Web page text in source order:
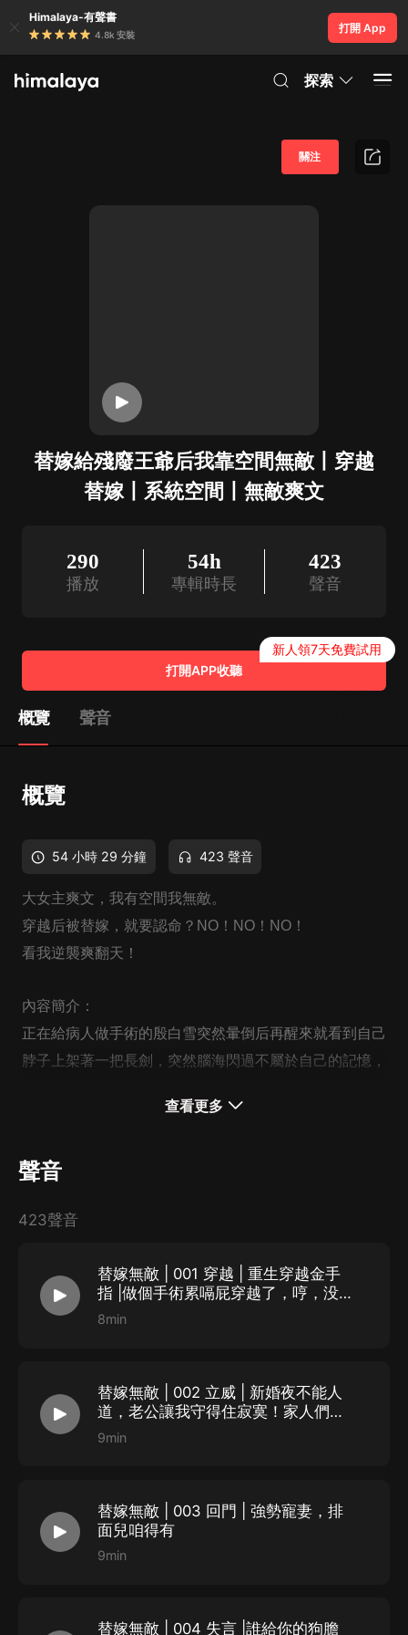
Himalaya-有聲書
4.8k 安裝
打開 App
探索
替嫁給殘廢王爺后我靠空間無敵丨穿越
替嫁丨系統空間丨無敵爽文
關注
290
播放
54h
專輯時長
423
聲音
打開APP收聽
新人領7天免費試用
概覽 聲音
概覽
54 小時 29 分鐘 423 聲音
大女主爽文，我有空間我無敵。
穿越后被替嫁，就要認命？NO！NO！NO！
看我逆襲爽翻天！
內容簡介：
正在給病人做手術的殷白雪突然暈倒后再醒來就看到自己
脖子上架著一把長劍，突然腦海閃過不屬於自己的記憶，
父親正三品，母親死后父親再娶，原主的生活就過得連個
皇子，還是個殘廢這母女倆真是心狠，看來還是得自己謀
“等等，你的腿能治！”
“王妃當真以為，我不敢殺了你？”
“王爺，你這腿雖說不能動，但是還是熱的，完全是因為
“嘶——”顧彥廷下意識的吸了口涼氣，一臉震驚的盯著殷
白雪，看來傳聞並不能全信，他的王妃有意思。
喜馬拉雅官方認證：廣播劇月度優質主播
喜馬拉雅官方認證：有聲書月度優質主播
查看更多
聲音
423聲音
替嫁無敵 | 001 穿越 | 重生穿越金手
指 |做個手術累嗝屁穿越了，哼，没
我你得截肢！
8min
替嫁無敵 | 002 立威 | 新婚夜不能人
道，老公讓我守得住寂寞！家人們，
誰懂啊！
9min
替嫁無敵 | 003 回門 | 強勢寵妻，排
面兒咱得有
9min
替嫁無敵 | 004 失言 |誰給你的狗膽